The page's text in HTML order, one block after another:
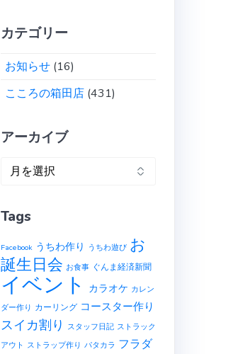
カテゴリー
お知らせ (16)
こころの箱田店 (431)
アーカイブ
イ
Tags
Facebook うちわ作り うちわ遊び お
誕生日会 お食事 ぐんま経済新聞
イベント カラオケ カレン
ダー作り カーリング コースター作り
スイカ割り スタッフ日記 ストラック
アウト ストラップ作り パタカラ フラダ